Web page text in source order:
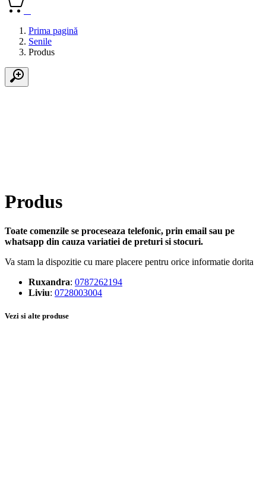
Prima pagină
Senile
Produs
Produs
Toate comenzile se proceseaza telefonic, prin email sau pe
whatsapp din cauza variatiei de preturi si stocuri.
Va stam la dispozitie cu mare placere pentru orice informatie dorita
Ruxandra: 0787262194
Liviu: 0728003004
Vezi si alte produse